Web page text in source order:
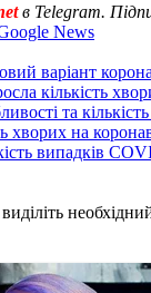
в Telegram.
News
варіант
кількість
та
хворих на
випадків